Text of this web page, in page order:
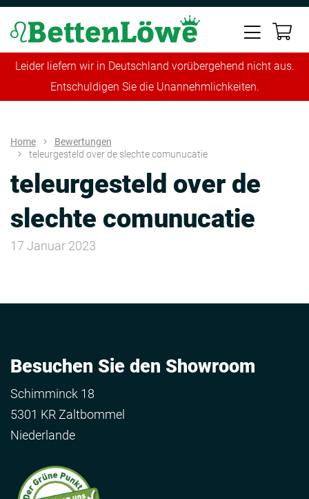
Leider liefern wir in Deutschland vorübergehend nicht aus.
Entschuldigen Sie die Unannehmlichkeiten.
Home
Bewertungen
teleurgesteld over de slechte comunucatie
teleurgesteld over de
slechte comunucatie
17 Januar 2023
Besuchen Sie den Showroom
Schimminck 18
5301 KR Zaltbommel
Niederlande